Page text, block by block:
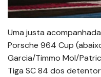
Uma justa
Porsche 964 Cup
Garcia/Timmo Mol/
Tiga SC 84 dos